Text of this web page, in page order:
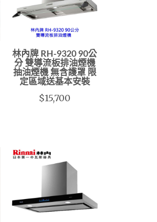
林內牌 RH-9320 90公
分 雙導流板排油煙機
抽油煙機 無含護罩 限
定區域送基本安裝
$15,700